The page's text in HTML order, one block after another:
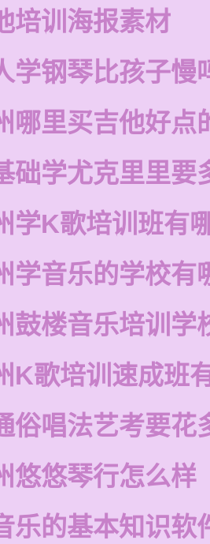
培训海报素材
学钢琴比孩子慢
哪里买吉他好点
础学尤克里里要
学K歌培训班有
学音乐的学校有
鼓楼音乐培训学
K歌培训速成班
俗唱法艺考要花
悠悠琴行怎么样
乐的基本知识软